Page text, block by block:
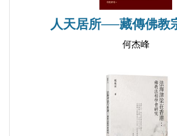
人天居所──藏傳佛教
何杰峰